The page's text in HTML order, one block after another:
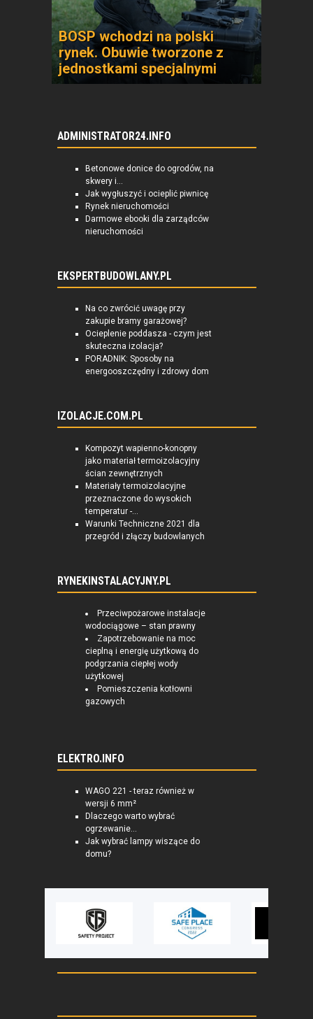
BOSP wchodzi na polski
rynek. Obuwie tworzone z
jednostkami specjalnymi
ADMINISTRATOR24.INFO
Betonowe donice do ogrodów, na
skwery i...
Jak wygłuszyć i ocieplić piwnicę
Rynek nieruchomości
Darmowe ebooki dla zarządców
nieruchomości
EKSPERTBUDOWLANY.PL
Na co zwrócić uwagę przy
zakupie bramy garażowej?
Ocieplenie poddasza - czym jest
skuteczna izolacja?
PORADNIK: Sposoby na
energooszczędny i zdrowy dom
IZOLACJE.COM.PL
Kompozyt wapienno-konopny
jako materiał termoizolacyjny
ścian zewnętrznych
Materiały termoizolacyjne
przeznaczone do wysokich
temperatur -...
Warunki Techniczne 2021 dla
przegród i złączy budowlanych
RYNEKINSTALACYJNY.PL
Przeciwpożarowe instalacje
wodociągowe – stan prawny
Zapotrzebowanie na moc
cieplną i energię użytkową do
podgrzania ciepłej wody
użytkowej
Pomieszczenia kotłowni
gazowych
ELEKTRO.INFO
WAGO 221 - teraz również w
wersji 6 mm²
Dlaczego warto wybrać
ogrzewanie...
Jak wybrać lampy wiszące do
domu?